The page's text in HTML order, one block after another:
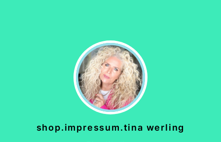
shop.impressum.tina werling